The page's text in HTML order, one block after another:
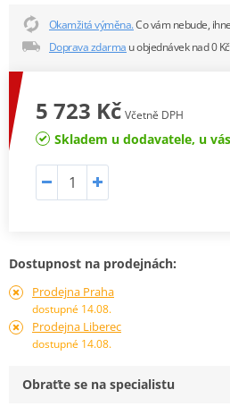
Okamžitá výměna.Co vám nebude,
Doprava zdarma u objednávek nad 0 Kč
5 723 Kč Včetně DPH
Skladem u dodavatele, u
Dostupnost na prodejnách:
Prodejna Praha
dostupné 14.08.
Prodejna Liberec
dostupné 14.08.
Obraťte se na specialistu